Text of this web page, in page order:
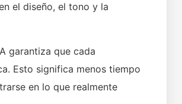
el diseño, el tono y la
garantiza que cada
Esto significa menos tiempo
en lo que realmente